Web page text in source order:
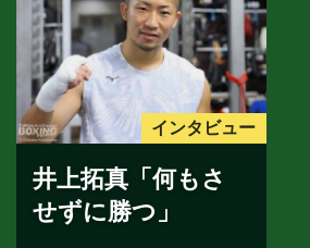
インタビュー
井上拓真「何もさ
せずに勝つ」